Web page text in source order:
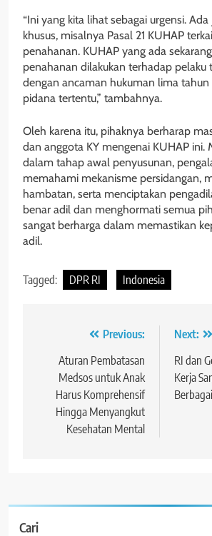
“Ini yang kita lihat sebagai urgensi.
khusus, misalnya Pasal 21 KUHAP
penahanan. KUHAP yang ada
penahanan dilakukan terhadap pelaku
dengan ancaman hukuman lima tahun
pidana tertentu,” tambahnya.
Oleh karena itu, pihaknya berharap
dan anggota KY mengenai KUHAP ini.
dalam tahap awal penyusunan,
memahami mekanisme persidangan,
hambatan, serta menciptakan
benar adil dan menghormati semua
sangat berharga dalam memastikan
adil.
Tagged: DPR RI Indonesia
Navigasi
pos
Previous:
Aturan Pembatasan
Medsos untuk Anak
Harus Komprehensif
Hingga Menyangkut
Kesehatan Mental
Next:
RI dan
Kerja
Cari